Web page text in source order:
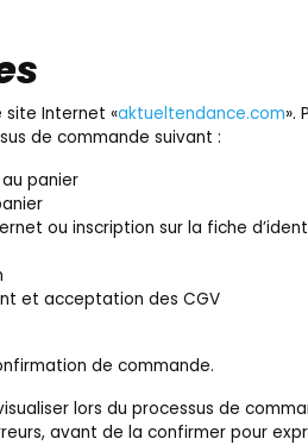
site Internet «aktueltendance.com».
de commande suivant :
panier
ou inscription sur la fiche
et acceptation des CGV
de commande.
lors du processus de
avant de la confirmer pour